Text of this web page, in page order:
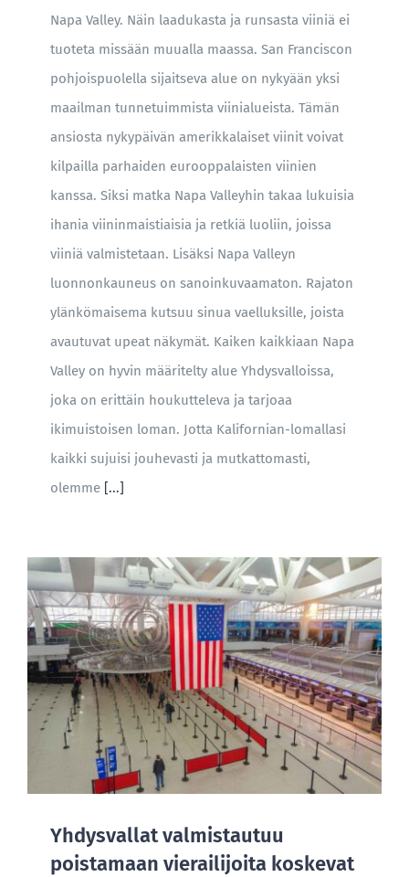
Napa Valley. Näin laadukasta ja runsasta viiniä ei
tuoteta missään muualla maassa. San Franciscon
pohjoispuolella sijaitseva alue on nykyään yksi
maailman tunnetuimmista viinialueista. Tämän
ansiosta nykypäivän amerikkalaiset viinit voivat
kilpailla parhaiden eurooppalaisten viinien
kanssa. Siksi matka Napa Valleyhin takaa lukuisia
ihania viininmaistiaisia ja retkiä luoliin, joissa
viiniä valmistetaan. Lisäksi Napa Valleyn
luonnonkauneus on sanoinkuvaamaton. Rajaton
ylänkömaisema kutsuu sinua vaelluksille, joista
avautuvat upeat näkymät. Kaiken kaikkiaan Napa
Valley on hyvin määritelty alue Yhdysvalloissa,
joka on erittäin houkutteleva ja tarjoaa
ikimuistoisen loman. Jotta Kalifornian-lomallasi
kaikki sujuisi jouhevasti ja mutkattomasti,
olemme [...]
Yhdysvallat valmistautuu
poistamaan vierailijoita koskevat